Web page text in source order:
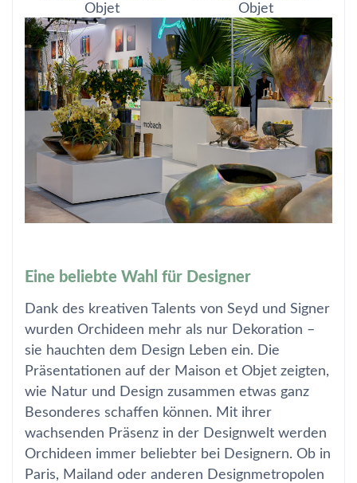
Objet
Objet
Eine beliebte Wahl für Designer
Dank des kreativen Talents von Seyd und Signer
wurden Orchideen mehr als nur Dekoration –
sie hauchten dem Design Leben ein. Die
Präsentationen auf der Maison et Objet zeigten,
wie Natur und Design zusammen etwas ganz
Besonderes schaffen können. Mit ihrer
wachsenden Präsenz in der Designwelt werden
Orchideen immer beliebter bei Designern. Ob in
Paris, Mailand oder anderen Designmetropolen